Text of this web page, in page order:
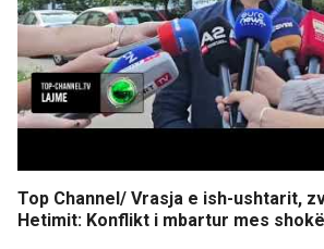
Top Channel/ Vrasja e ish-ushtarit,
Hetimit: Konflikt i mbartur mes